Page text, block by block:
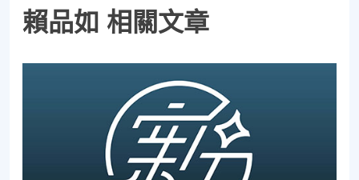
賴品如 相關文章